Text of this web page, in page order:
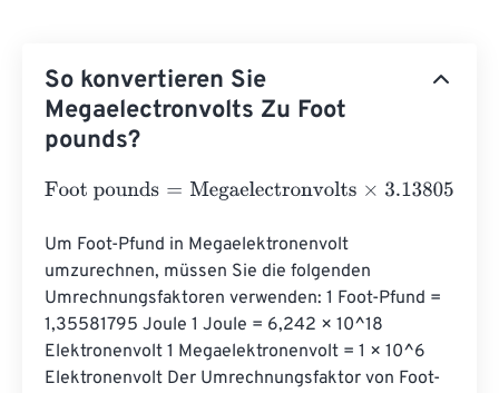
So konvertieren Sie
Megaelectronvolts Zu Foot
pounds?
Foot pounds=Megaelectronvolts×3.138057098304037
Um Foot-Pfund in Megaelektronenvolt
umzurechnen, müssen Sie die folgenden
Umrechnungsfaktoren verwenden: 1 Foot-Pfund =
1,35581795 Joule 1 Joule = 6,242 × 10^18
Elektronenvolt 1 Megaelektronenvolt = 1 × 10^6
Elektronenvolt Der Umrechnungsfaktor von Foot-